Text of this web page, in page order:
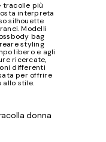
tracolle più
interpreta
silhouette
Modelli
bag
styling
libero e agli
ricercate,
differenti
per offrire
allo stile.
donna